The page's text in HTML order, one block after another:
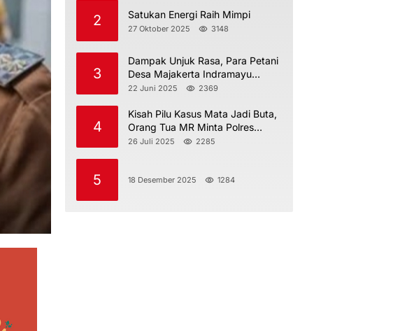
2 Satukan Energi Raih Mimpi
27 Oktober 2025 3148
3
Dampak Unjuk Rasa, Para Petani
Desa Majakerta Indramayu
Dilarang Menggarap
22 Juni 2025 2369
4
Kisah Pilu Kasus Mata Jadi Buta,
Orang Tua MR Minta Polres
Indramayu Jangan Berdiam Diri
26 Juli 2025 2285
5 18 Desember 2025 1284